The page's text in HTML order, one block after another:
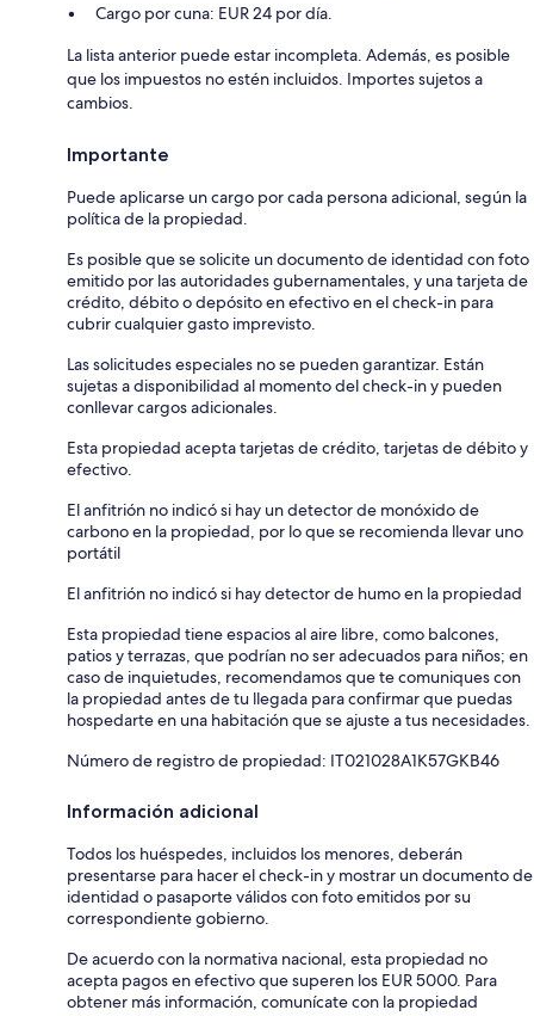
Cargo por cuna: EUR 24 por día.
La lista anterior puede estar incompleta. Además, es posible
que los impuestos no estén incluidos. Importes sujetos a
cambios.
Importante
Puede aplicarse un cargo por cada persona adicional, según la
política de la propiedad.
Es posible que se solicite un documento de identidad con foto
emitido por las autoridades gubernamentales, y una tarjeta de
crédito, débito o depósito en efectivo en el check-in para
cubrir cualquier gasto imprevisto.
Las solicitudes especiales no se pueden garantizar. Están
sujetas a disponibilidad al momento del check-in y pueden
conllevar cargos adicionales.
Esta propiedad acepta tarjetas de crédito, tarjetas de débito y
efectivo.
El anfitrión no indicó si hay un detector de monóxido de
carbono en la propiedad, por lo que se recomienda llevar uno
portátil
El anfitrión no indicó si hay detector de humo en la propiedad
Esta propiedad tiene espacios al aire libre, como balcones,
patios y terrazas, que podrían no ser adecuados para niños; en
caso de inquietudes, recomendamos que te comuniques con
la propiedad antes de tu llegada para confirmar que puedas
hospedarte en una habitación que se ajuste a tus necesidades.
Número de registro de propiedad: IT021028A1K57GKB46
Información adicional
Todos los huéspedes, incluidos los menores, deberán
presentarse para hacer el check-in y mostrar un documento de
identidad o pasaporte válidos con foto emitidos por su
correspondiente gobierno.
De acuerdo con la normativa nacional, esta propiedad no
acepta pagos en efectivo que superen los EUR 5000. Para
obtener más información, comunícate con la propiedad